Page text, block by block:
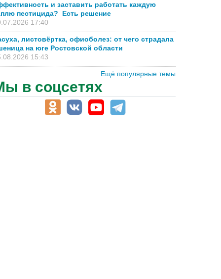
и заставить работать каждую
пестицида? Есть решение
17:40
листовёртка, офиоболез: от чего страдала
на юге Ростовской области
15:43
Ещё популярные темы
в соцсетях